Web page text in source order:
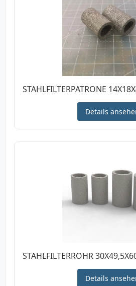
STAHLFILTERPATRONE
Details
STAHLFILTERROHR
Details